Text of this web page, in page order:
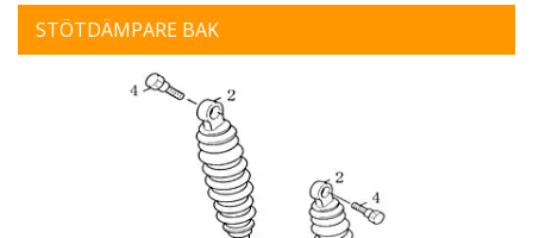
STÖTDÄMPARE BAK